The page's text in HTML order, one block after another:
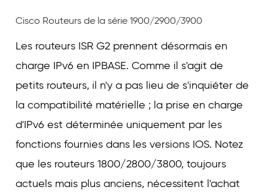
Cisco Routeurs de la série 1900/2900/3900
Les routeurs ISR G2 prennent désormais en
charge IPv6 en IPBASE. Comme il s'agit de
petits routeurs, il n'y a pas lieu de s'inquiéter de
la compatibilité matérielle ; la prise en charge
d'IPv6 est déterminée uniquement par les
fonctions fournies dans les versions IOS. Notez
que les routeurs 1800/2800/3800, toujours
actuels mais plus anciens, nécessitent l'achat